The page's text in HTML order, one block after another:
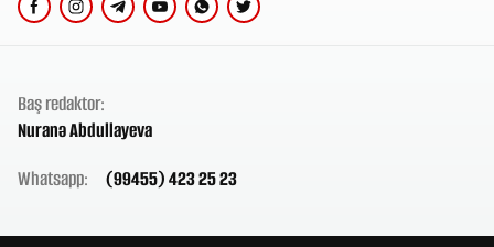
Baş redaktor:
Nuranə Abdullayeva
Whatsapp:
(99455) 423 25 23